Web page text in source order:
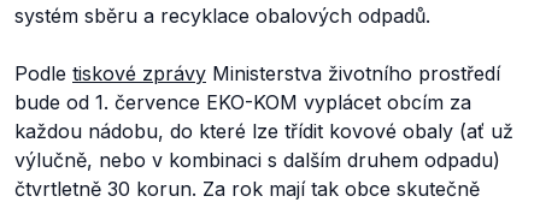
systém sběru a recyklace obalových odpadů.
Podle tiskové zprávy Ministerstva životního prostředí
bude od 1. července EKO-KOM vyplácet obcím za
každou nádobu, do které lze třídit kovové obaly (ať už
výlučně, nebo v kombinaci s dalším druhem odpadu)
čtvrtletně 30 korun. Za rok mají tak obce skutečně